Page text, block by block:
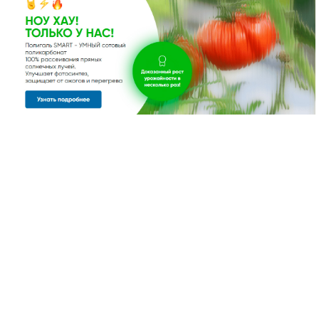
Создано: 30.10.2018 21:15
Весь ноябрь при одновременной покупке двух комплектов для
откатных ворот DOORHAN, скидка 10%
Скидка Пенсионная
Создано: 11.09.2018 12:57